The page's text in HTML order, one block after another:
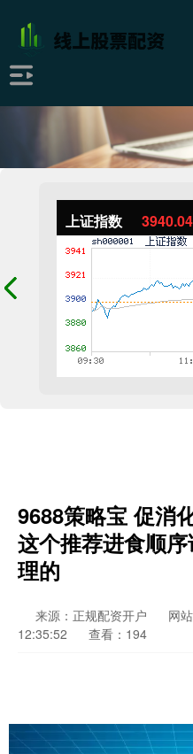
上证指数 3940.04
9688策略宝 促消
这个推荐进食顺
理的
来源：正规配资开户 网
12:35:52
查看：194